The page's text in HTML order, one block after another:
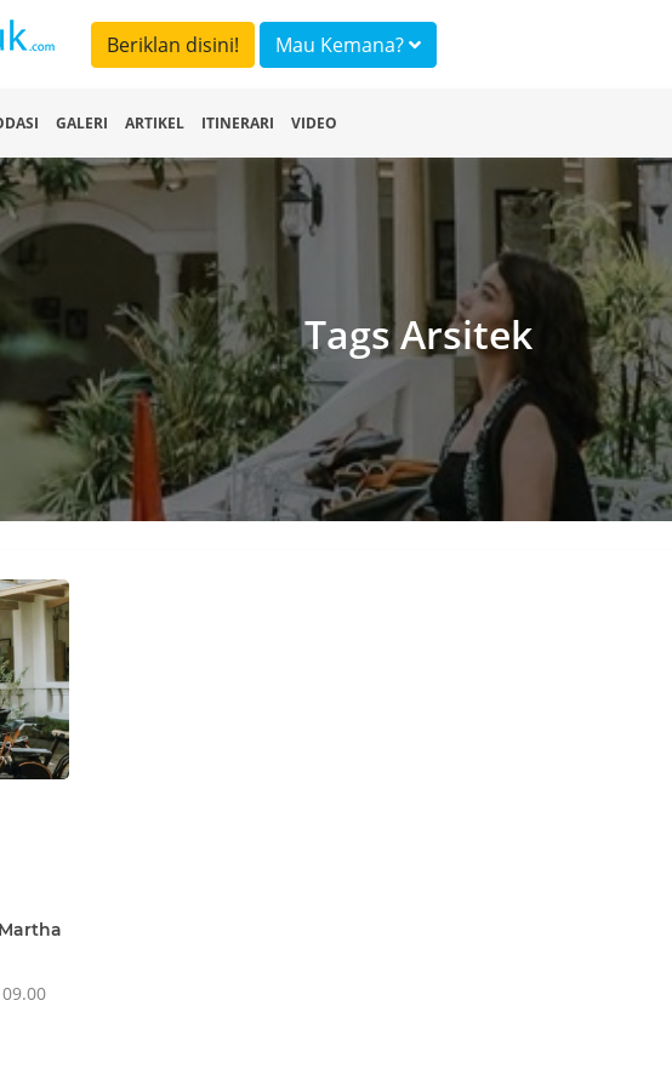
Beriklan disini! Mau Kemana?
GALERI ARTIKEL ITINERARI VIDEO
Tags Arsitek